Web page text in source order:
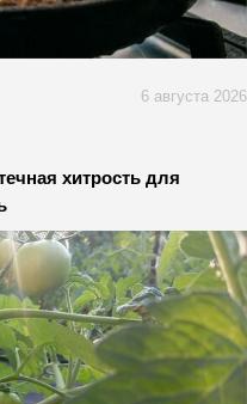
6 августа 2026
хитрость для